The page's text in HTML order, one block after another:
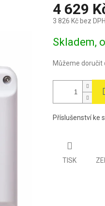
4 629
3 826 Kč bez DPH
cena:
Skladem,
Můžeme doručit
Příslušenství ke
TISK